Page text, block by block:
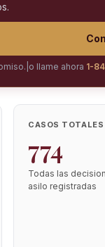
o llame ahora 1-
CASOS TOTALES
774
Todas las
asilo registradas